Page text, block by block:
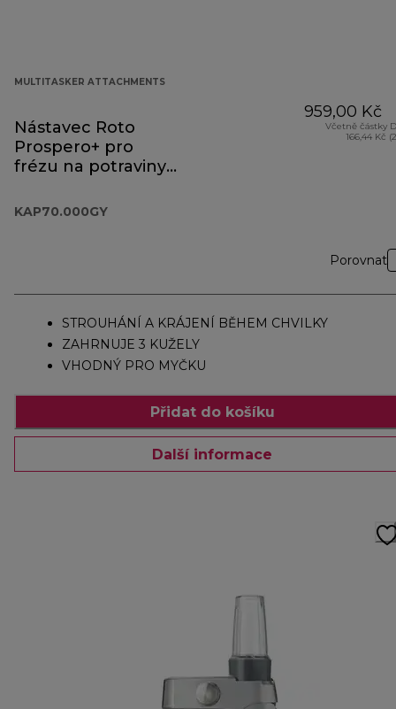
MULTITASKER ATTACHMENTS
Nástavec Roto
Prospero+ pro
frézu na potraviny
KAP70.000GY
959,00 Kč
Včetně částky
166,44 Kč
Porovnat
STROUHÁNÍ A KRÁJENÍ BĚHEM CHVILKY
ZAHRNUJE 3 KUŽELY
VHODNÝ PRO MYČKU
Přidat do košíku
Další informace